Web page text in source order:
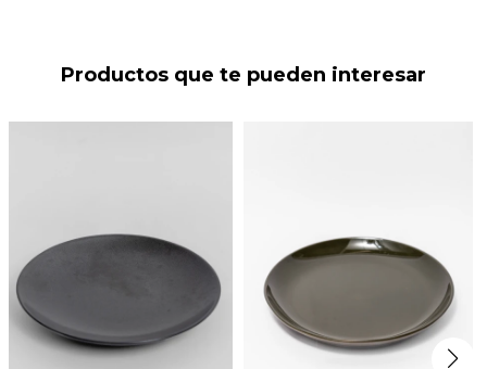
Productos que te pueden interesar